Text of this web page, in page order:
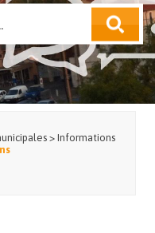
> Informations